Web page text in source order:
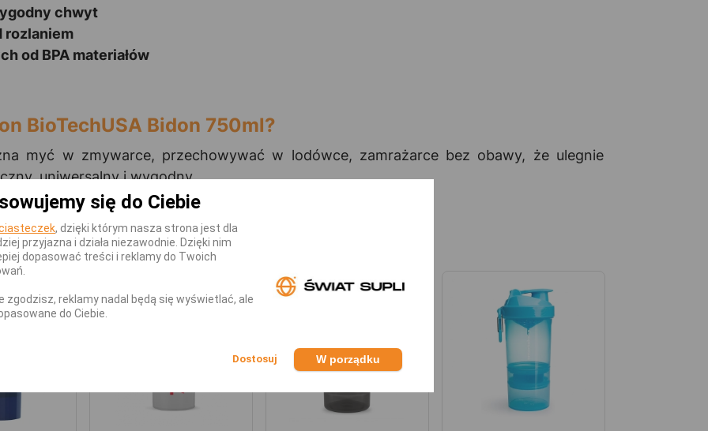
chwyt
rozlaniem
od BPA materiałów
BioTechUSA Bidon 750ml?
myć w zmywarce, przechowywać w lodówce, zamrażarce bez obawy, że ulegnie
uniwersalny i wygodny.
się do Ciebie
, dzięki którym nasza strona jest dla
przyjazna i działa niezawodnie. Dzięki nim
dopasować treści i reklamy do Twoich
zgodzisz, reklamy nadal będą się wyświetlać, ale
do Ciebie.
W porządku